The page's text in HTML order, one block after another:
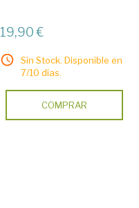
19,90 €
Sin Stock. Disponible en
7/10 días.
COMPRAR